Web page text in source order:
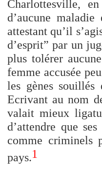
Charlottesville,
d’aucune
attestant qu’il
d’esprit” par un
plus tolérer
femme accusée
les gènes souillés
Ecrivant au nom
valait mieux
d’attendre que
comme criminels
pays.1